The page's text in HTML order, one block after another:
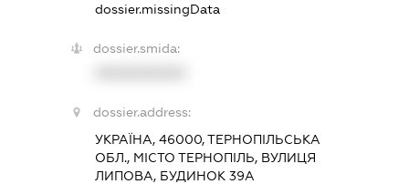
dossier.missingData
dossier.smida:
dossier.address:
УКРАЇНА, 46000, ТЕРНОПІЛЬСЬКА
ОБЛ., МІСТО ТЕРНОПІЛЬ, ВУЛИЦЯ
ЛИПОВА, БУДИНОК 39А